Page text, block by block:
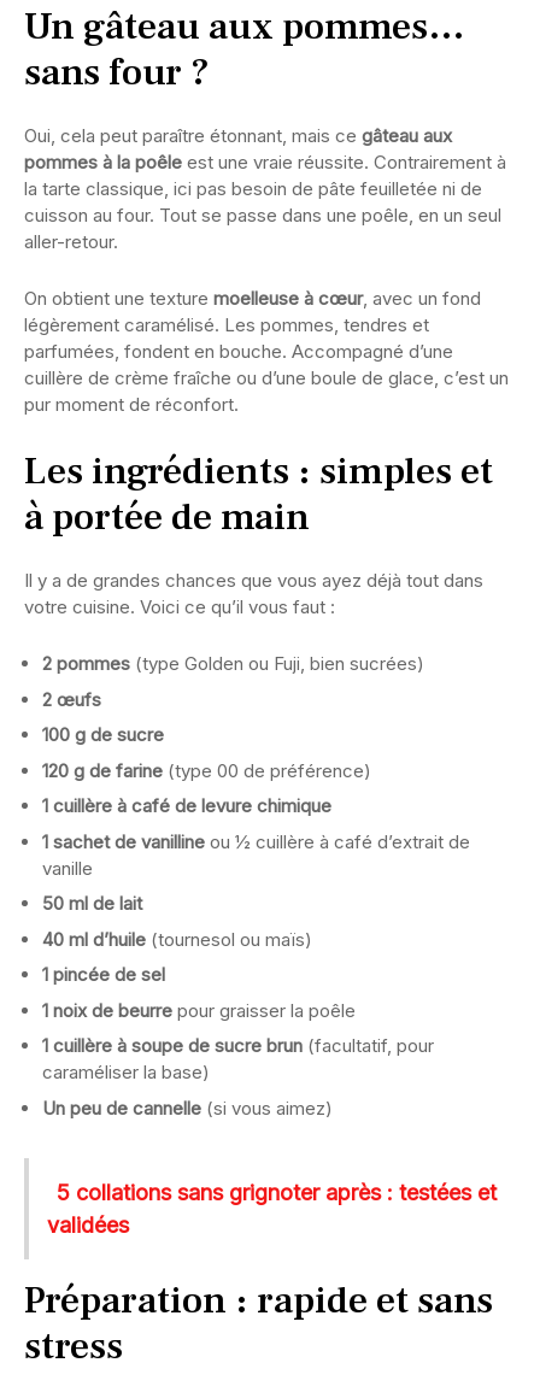
Un gâteau aux pommes…
sans four ?
Oui, cela peut paraître étonnant, mais ce gâteau aux
pommes à la poêle est une vraie réussite. Contrairement à
la tarte classique, ici pas besoin de pâte feuilletée ni de
cuisson au four. Tout se passe dans une poêle, en un seul
aller-retour.
On obtient une texture moelleuse à cœur, avec un fond
légèrement caramélisé. Les pommes, tendres et
parfumées, fondent en bouche. Accompagné d’une
cuillère de crème fraîche ou d’une boule de glace, c’est un
pur moment de réconfort.
Les ingrédients : simples et
à portée de main
Il y a de grandes chances que vous ayez déjà tout dans
votre cuisine. Voici ce qu’il vous faut :
2 pommes (type Golden ou Fuji, bien sucrées)
2 œufs
100 g de sucre
120 g de farine (type 00 de préférence)
1 cuillère à café de levure chimique
1 sachet de vanilline ou ½ cuillère à café d’extrait de
vanille
50 ml de lait
40 ml d’huile (tournesol ou maïs)
1 pincée de sel
1 noix de beurre pour graisser la poêle
1 cuillère à soupe de sucre brun (facultatif, pour
caraméliser la base)
Un peu de cannelle (si vous aimez)
5 collations sans grignoter après : testées et
validées
Préparation : rapide et sans
stress